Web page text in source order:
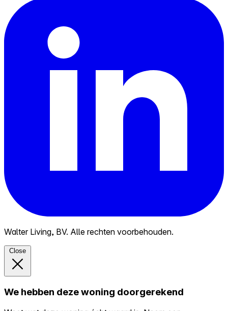
Walter Living, BV. Alle rechten voorbehouden.
Close
We hebben deze woning doorgerekend